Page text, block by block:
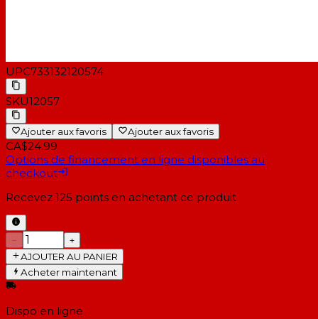
UPC733132120574
SKU12057
Ajouter aux favoris Ajouter aux favoris
CA$24.99
Options de financement en ligne disponibles au
checkout
Recevez 125 points en achetant ce produit
−
+
AJOUTER AU PANIER
Acheter maintenant
Dispo en ligne